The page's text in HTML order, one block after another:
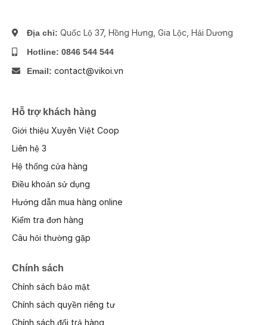
Địa chỉ: Quốc Lộ 37, Hồng Hưng, Gia Lộc, Hải Dương
Hotline: 0846 544 544
Email: contact@vikoi.vn
Hỗ trợ khách hàng
Giới thiệu Xuyên Việt Coop
Liên hệ 3
Hệ thống cửa hàng
Điều khoản sử dụng
Hướng dẫn mua hàng online
Kiểm tra đơn hàng
Câu hỏi thường gặp
Chính sách
Chính sách bảo mật
Chính sách quyền riêng tư
Chính sách đổi trả hàng